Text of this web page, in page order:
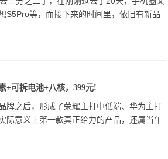
S5Pro等，而接下来的时间里，依旧有新品
+可拆电池+八核，399元!
牌之后，形成了荣耀主打中低端、华为主打
际意义上第一款真正给力的产品，还属当年